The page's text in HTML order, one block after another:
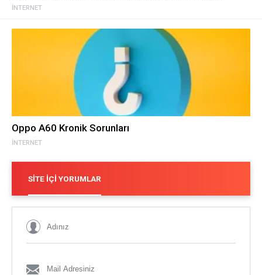
İNTERNET
İNTERNET
Oppo A60 Kronik Sorunları
SITE İÇI YORUMLAR